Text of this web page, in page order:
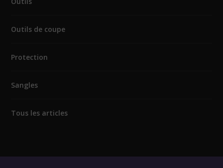
Outils de coupe
Protection
Sangles
Tous les articles